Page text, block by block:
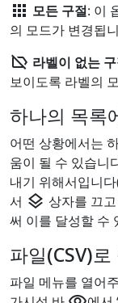
apps 모든 구절: 이
의 모드가 변경됩
label_off 라벨이 없는
보이도록 라벨의
하나의 목록
어떤 상황에서는
움이 될 수 있습니
내기 위해서입니
서 layers 상자를 끄
써 이를 달성할 수
파일(CSV)
파일 메뉴를 열어